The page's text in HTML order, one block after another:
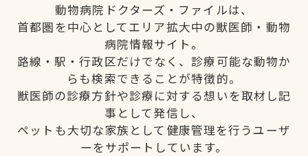
動物病院ドクターズ・ファイルは、
首都圏を中心としてエリア拡大中の獣医師・動物
病院情報サイト。
路線・駅・行政区だけでなく、診療可能な動物か
らも検索できることが特徴的。
獣医師の診療方針や診療に対する想いを取材し記
事として発信し、
ペットも大切な家族として健康管理を行うユーザ
ーをサポートしています。